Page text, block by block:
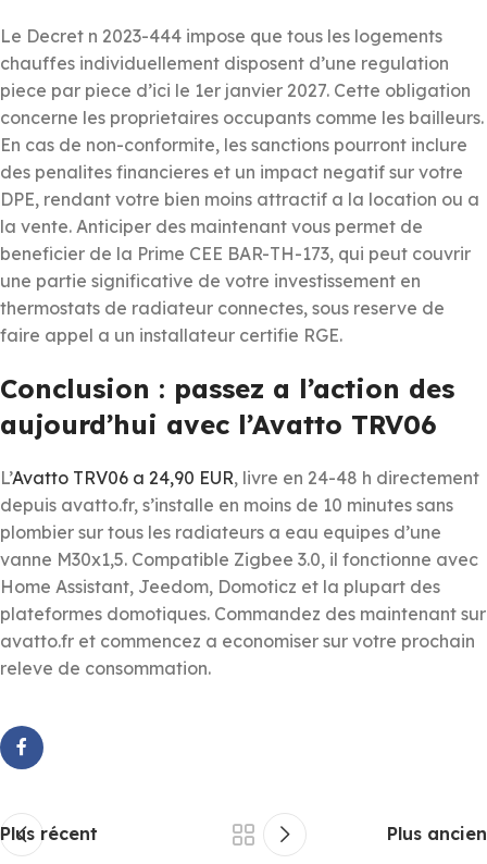
Le Decret n 2023-444 impose que tous les logements
chauffes individuellement disposent d’une regulation
piece par piece d’ici le 1er janvier 2027. Cette obligation
concerne les proprietaires occupants comme les bailleurs.
En cas de non-conformite, les sanctions pourront inclure
des penalites financieres et un impact negatif sur votre
DPE, rendant votre bien moins attractif a la location ou a
la vente. Anticiper des maintenant vous permet de
beneficier de la Prime CEE BAR-TH-173, qui peut couvrir
une partie significative de votre investissement en
thermostats de radiateur connectes, sous reserve de
faire appel a un installateur certifie RGE.
Conclusion : passez a l’action des
aujourd’hui avec l’Avatto TRV06
L’Avatto TRV06 a 24,90 EUR, livre en 24-48 h directement
depuis avatto.fr, s’installe en moins de 10 minutes sans
plombier sur tous les radiateurs a eau equipes d’une
vanne M30x1,5. Compatible Zigbee 3.0, il fonctionne avec
Home Assistant, Jeedom, Domoticz et la plupart des
plateformes domotiques. Commandez des maintenant sur
avatto.fr et commencez a economiser sur votre prochain
releve de consommation.
Plus récent Plus ancien